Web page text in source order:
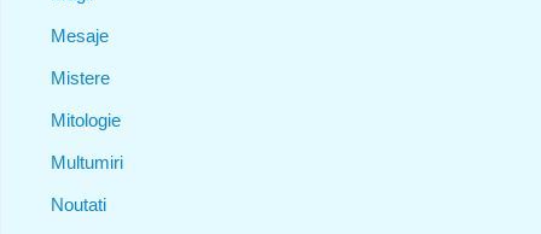
Mesaje
Mistere
Mitologie
Multumiri
Noutati